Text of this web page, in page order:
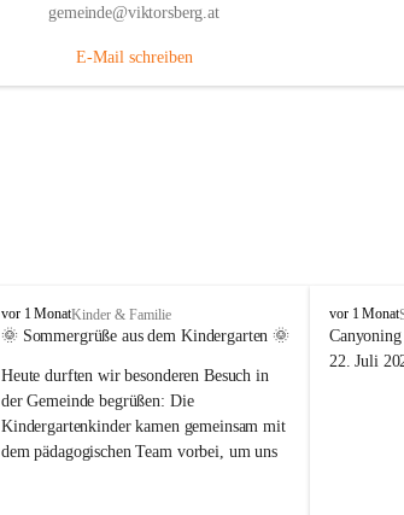
gemeinde@viktorsberg.at
E-Mail schreiben
V
i
t
o
r
s
vor 1 MonatKinder & Familie
🌞 Sommergrüße aus dem Kindergarten 🌞
Heute durften wir besonderen Besuch in
der Gemeinde begrüßen: Die
Kindergartenkinder kamen gemeinsam mit
dem pädagogischen Team vorbei, um uns
V
i
k
vor 1 Monat
22. Juli